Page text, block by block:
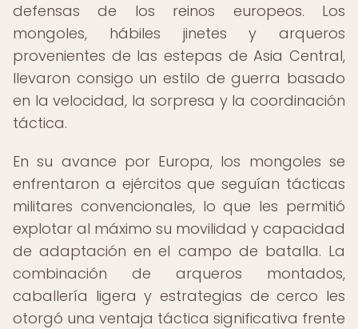
defensas de los reinos europeos. Los
mongoles, hábiles jinetes y arqueros
provenientes de las estepas de Asia Central,
llevaron consigo un estilo de guerra basado
en la velocidad, la sorpresa y la coordinación
táctica.
En su avance por Europa, los mongoles se
enfrentaron a ejércitos que seguían tácticas
militares convencionales, lo que les permitió
explotar al máximo su movilidad y capacidad
de adaptación en el campo de batalla. La
combinación de arqueros montados,
caballería ligera y estrategias de cerco les
otorgó una ventaja táctica significativa frente